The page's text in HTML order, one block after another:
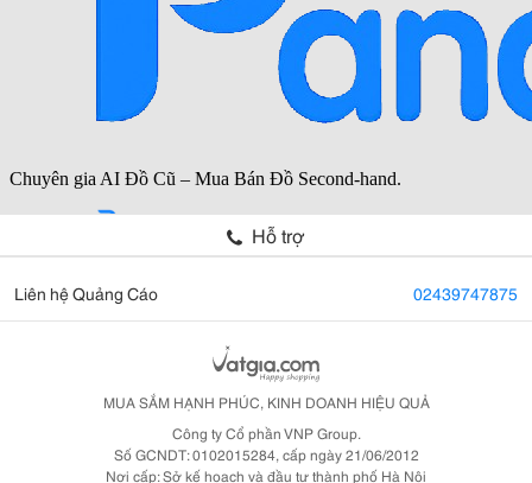
Hỗ trợ
Liên hệ Quảng Cáo 02439747875
MUA SẮM HẠNH PHÚC, KINH DOANH HIỆU QUẢ
Công ty Cổ phần VNP Group.
Số GCNDT: 0102015284, cấp ngày 21/06/2012
Nơi cấp: Sở kế hoạch và đầu tư thành phố Hà Nội